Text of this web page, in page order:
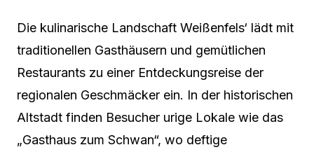
Die kulinarische Landschaft Weißenfels‘ lädt mit
traditionellen Gasthäusern und gemütlichen
Restaurants zu einer Entdeckungsreise der
regionalen Geschmäcker ein. In der historischen
Altstadt finden Besucher urige Lokale wie das
„Gasthaus zum Schwan“, wo deftige